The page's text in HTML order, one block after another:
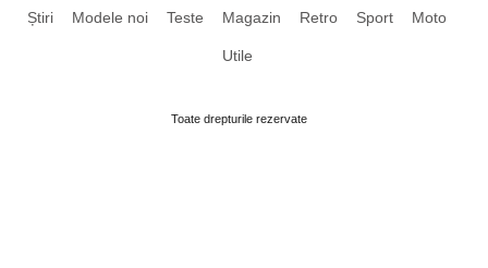
Știri Modele noi Teste Magazin Retro Sport Moto
Utile
Toate drepturile rezervate